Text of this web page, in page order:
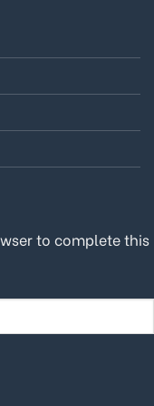
to complete this